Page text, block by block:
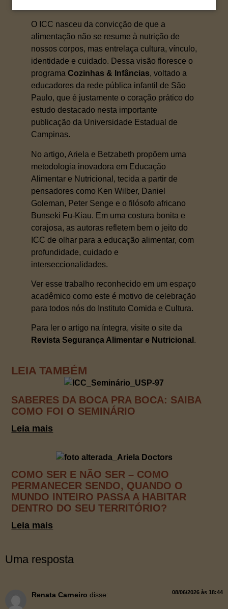
O ICC nasceu da convicção de que a
alimentação não se resume à nutrição de
nossos corpos, mas entrelaça cultura, vínculo,
identidade e cuidado. Dessa visão floresce o
programa Cozinhas & Infâncias, voltado a
educadores da rede pública infantil de São
Paulo, que é justamente o coração prático do
estudo destacado nesta importante
publicação da Universidade Estadual de
Campinas.
No artigo, Ariela e Betzabeth propõem uma
metodologia inovadora em Educação
Alimentar e Nutricional, tecida a partir de
pensadores como Ken Wilber, Daniel
Goleman, Peter Senge e o filósofo africano
Bunseki Fu-Kiau. Em uma costura bonita e
corajosa, as autoras refletem bem o jeito do
ICC de olhar para a educação alimentar, com
profundidade, cuidado e
interseccionalidades.
Ver esse trabalho reconhecido em um espaço
acadêmico como este é motivo de celebração
para todos nós do Instituto Comida e Cultura.
Para ler o artigo na íntegra, visite o site da
Revista Segurança Alimentar e Nutricional .
LEIA TAMBÉM
SABERES DA BOCA PRA BOCA: SAIBA
COMO FOI O SEMINÁRIO
Leia mais
COMO SER E NÃO SER – COMO
PERMANECER SENDO, QUANDO O
MUNDO INTEIRO PASSA A HABITAR
DENTRO DO SEU TERRITÓRIO?
Leia mais
Uma resposta
Renata Carneiro disse: 08/06/2026 às 18:44